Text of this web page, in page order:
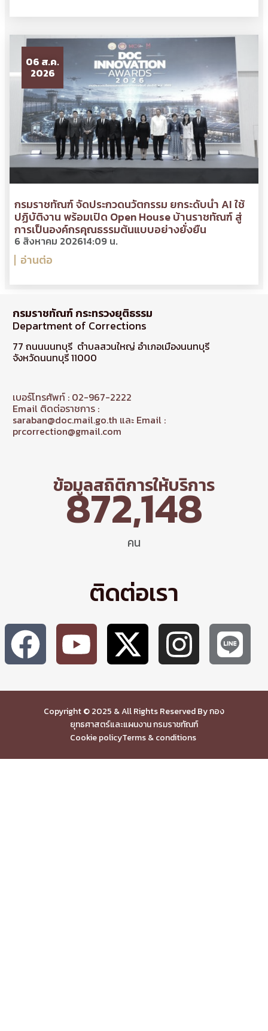
06 ส.ค.
2026
กรมราชทัณฑ์ จัดประกวดนวัตกรรม ยกระดับนำ AI ใช้
ปฏิบัติงาน พร้อมเปิด Open House บ้านราชทัณฑ์ สู่
การเป็นองค์กรคุณธรรมต้นแบบอย่างยั่งยืน
6 สิงหาคม 202614:09 น.
อ่านต่อ
กรมราชทัณฑ์ กระทรวงยุติธรรม
Department of Corrections
77 ถนนนนทบุรี ตำบลสวนใหญ่ อำเภอเมืองนนทบุรี
จังหวัดนนทบุรี 11000
เบอร์โทรศัพท์ : 02-967-2222
Email ติดต่อราชการ :
saraban@doc.mail.go.th และ Email :
prcorrection@gmail.com
ข้อมูลสถิติการให้บริการ
คน
872,148
ติดต่อเรา
Copyright © 2025 & All Rights Reserved By กอง
ยุทธศาสตร์และแผนงาน กรมราชทัณฑ์
Cookie policyTerms & conditions